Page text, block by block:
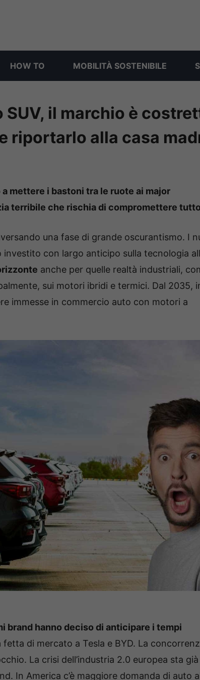
HOW TO MOBILITÀ SOSTENIBILE
SUV, il marchio è
riportarlo alla casa
mettere i bastoni tra le ruote ai major
terribile che rischia di compromettere
una fase di grande oscurantismo. I
con largo anticipo sulla tecnologia
anche per quelle realtà industriali,
sui motori ibridi e termici. Dal 2035,
immesse in commercio auto con motori a
brand hanno deciso di anticipare i tempi
fetta di mercato a Tesla e BYD. La
La crisi dell’industria 2.0 europea sta già
In America c’è maggiore domanda di auto